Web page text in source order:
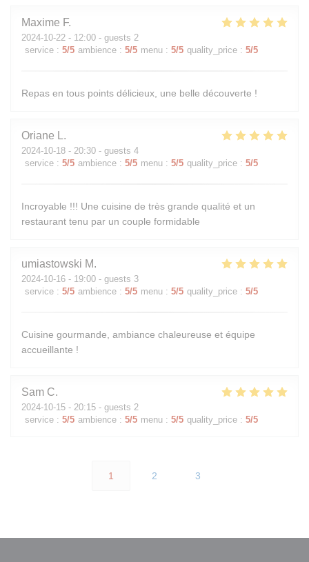
Maxime F
2024-10-22 - 12:00 - guests 2
service : 5/5 ambience : 5/5 menu : 5/5 quality_price : 5/5
Repas en tous points délicieux, une belle découverte !
Oriane L
2024-10-18 - 20:30 - guests 4
service : 5/5 ambience : 5/5 menu : 5/5 quality_price : 5/5
Incroyable !!! Une cuisine de très grande qualité et un
restaurant tenu par un couple formidable
umiastowski M
2024-10-16 - 19:00 - guests 3
service : 5/5 ambience : 5/5 menu : 5/5 quality_price : 5/5
Cuisine gourmande, ambiance chaleureuse et équipe
accueillante !
Sam C
2024-10-15 - 20:15 - guests 2
service : 5/5 ambience : 5/5 menu : 5/5 quality_price : 5/5
1 2 3